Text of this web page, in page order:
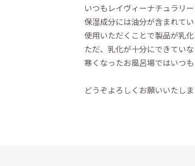
いつもレイヴィーナチュラリ
保湿成分には油分が含まれて
使用いただくことで製品が乳
ただ、乳化が十分にできてい
寒くなったお風呂場ではいつ
どうぞよろしくお願いいたしま